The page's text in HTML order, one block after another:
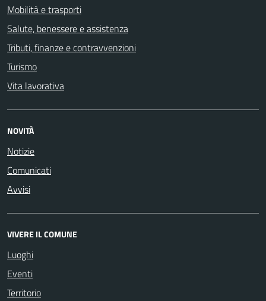
Mobilità e trasporti
Salute, benessere e assistenza
Tributi, finanze e contravvenzioni
Turismo
Vita lavorativa
NOVITÀ
Notizie
Comunicati
Avvisi
VIVERE IL COMUNE
Luoghi
Eventi
Territorio